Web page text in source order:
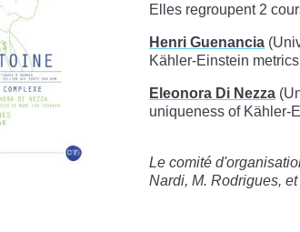
Elles regroupent 2
Henri Guenancia
Kähler-Einstein metrics
Eleonora Di Nezza
uniqueness of Kähler-
Le comité
Nardi, M. Rodrigues, e